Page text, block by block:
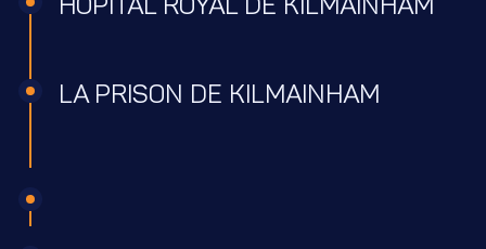
LA PRISON DE KILMAINHAM